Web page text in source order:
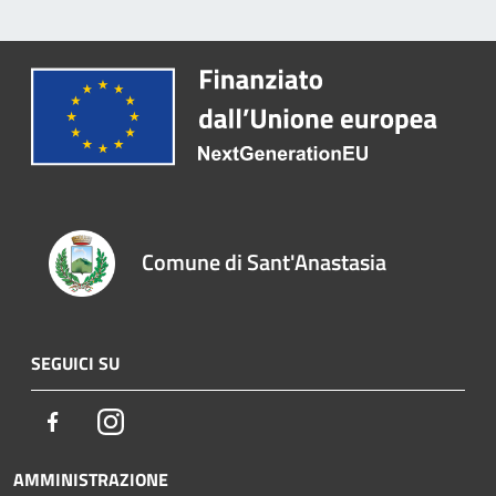
Comune di Sant'Anastasia
SEGUICI SU
FacebookInstagram
AMMINISTRAZIONE